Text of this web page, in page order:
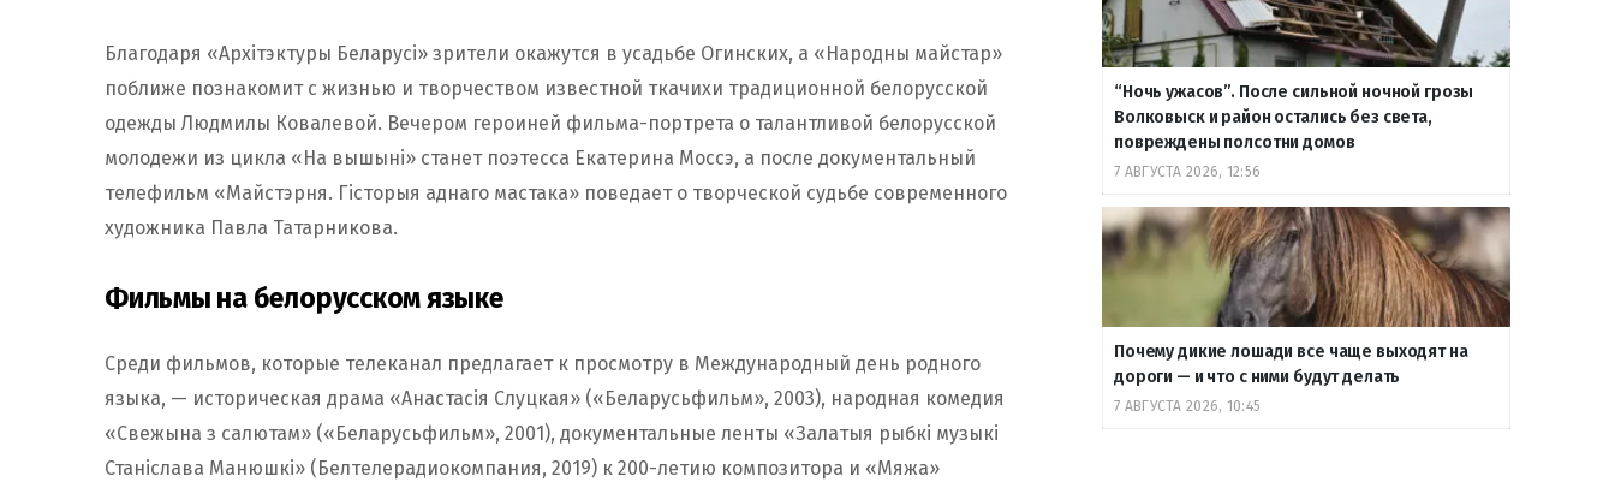
Благодаря «Архітэктуры Беларусі» зрители окажутся в усадьбе Огинских, а «Народны майстар»
поближе познакомит с жизнью и творчеством известной ткачихи традиционной белорусской
одежды Людмилы Ковалевой. Вечером героиней фильма-портрета о талантливой белорусской
молодежи из цикла «На вышыні» станет поэтесса Екатерина Моссэ, а после документальный
телефильм «Майстэрня. Гісторыя аднаго мастака» поведает о творческой судьбе современного
художника Павла Татарникова.
Фильмы на белорусском языке
Среди фильмов, которые телеканал предлагает к просмотру в Международный день родного
языка, — историческая драма «Анастасія Слуцкая» («Беларусьфильм», 2003), народная комедия
«Свежына з салютам» («Беларусьфильм», 2001), документальные ленты «Залатыя рыбкі музыкі
Станіслава Манюшкі» (Белтелерадиокомпания, 2019) к 200-летию композитора и «Мяжа»
“Ночь ужасов”. После сильной ночной грозы
Волковыск и район остались без света,
повреждены полсотни домов
7 АВГУСТА 2026, 12:56
Почему дикие лошади все чаще выходят на
дороги — и что с ними будут делать
7 АВГУСТА 2026, 10:45